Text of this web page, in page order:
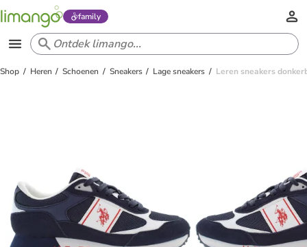
family
Shop Heren Schoenen Sneakers Lage sneakers Leren sneakers